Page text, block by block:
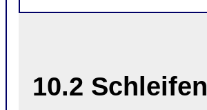
10.2 Schleifen